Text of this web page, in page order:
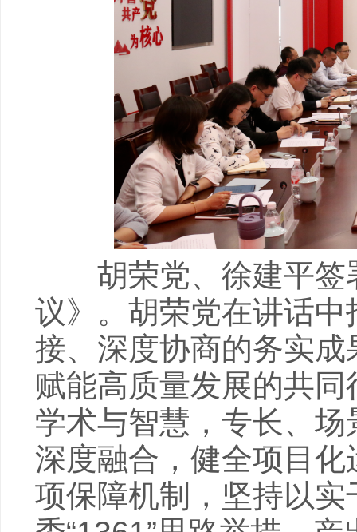
胡荣党、徐建平签
议》。胡荣党在讲话
接、深度协商的务实成
赋能高质量发展的共
学术与智慧，专长、
深度融合，健全项目
项保障机制，坚持以